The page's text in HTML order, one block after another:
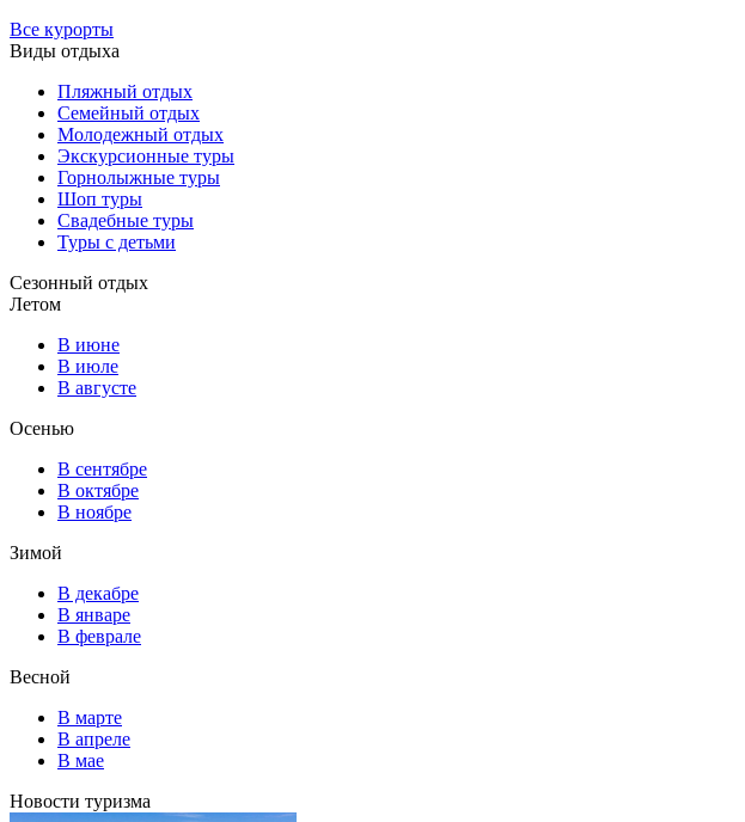
Все курорты
Виды отдыха
Пляжный отдых
Семейный отдых
Молодежный отдых
Экскурсионные туры
Горнолыжные туры
Шоп туры
Свадебные туры
Туры с детьми
Сезонный отдых
Летом
В июне
В июле
В августе
Осенью
В сентябре
В октябре
В ноябре
Зимой
В декабре
В январе
В феврале
Весной
В марте
В апреле
В мае
Новости туризма